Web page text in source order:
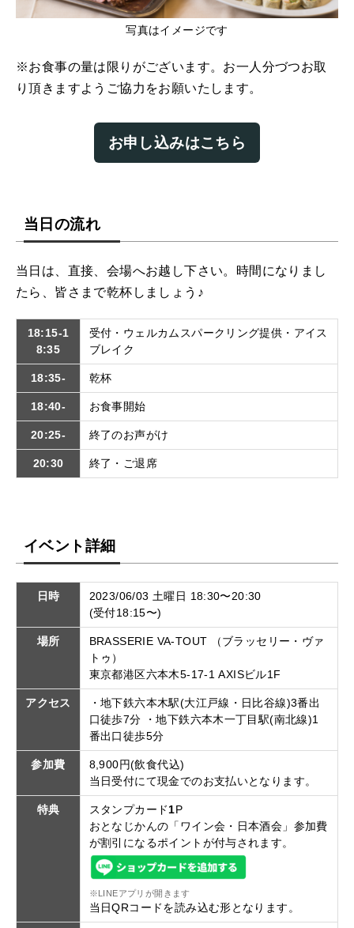
写真はイメージです
※お食事の量は限りがございます。お一人分づつお取
り頂きますようご協力をお願いたします。
お申し込みはこちら
当日の流れ
当日は、直接、会場へお越し下さい。時間になりまし
たら、皆さまで乾杯しましょう♪
18:15-1
8:35
受付・ウェルカムスパークリング提供・アイス
ブレイク
18:35- 乾杯
18:40- お食事開始
20:25- 終了のお声がけ
20:30 終了・ご退席
イベント詳細
日時
2023/06/03 土曜日 18:30〜20:30
(受付18:15〜)
場所
BRASSERIE VA-TOUT （ブラッセリー・ヴァ
トゥ）
東京都港区六本木5-17-1 AXISビル1F
アクセス
・地下鉄六本木駅(大江戸線・日比谷線)3番出
口徒歩7分 ・地下鉄六本木一丁目駅(南北線)1
番出口徒歩5分
参加費
8,900円(飲食代込)
当日受付にて現金でのお支払いとなります。
特典 スタンプカード1P
おとなじかんの「ワイン会・日本酒会」参加費
が割引になるポイントが付与されます。
※LINEアプリが開きます
当日QRコードを読み込む形となります。